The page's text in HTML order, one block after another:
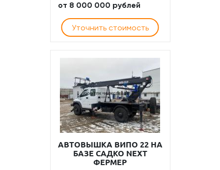
от 8 000 000 рублей
Уточнить стоимость
АВТОВЫШКА ВИПО 22 НА
БАЗЕ САДКО NEXT
ФЕРМЕР